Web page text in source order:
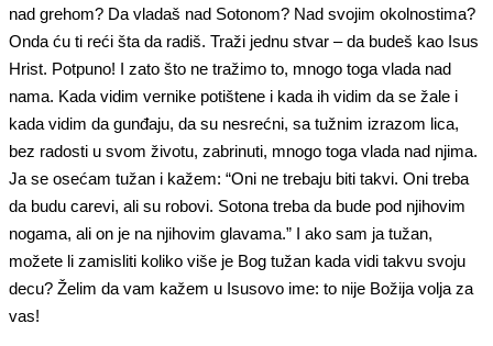
nad grehom? Da vladaš nad Sotonom? Nad svojim okolnostima?
Onda ću ti reći šta da radiš. Traži jednu stvar – da budeš kao Isus
Hrist. Potpuno! I zato što ne tražimo to, mnogo toga vlada nad
nama. Kada vidim vernike potištene i kada ih vidim da se žale i
kada vidim da gunđaju, da su nesrećni, sa tužnim izrazom lica,
bez radosti u svom životu, zabrinuti, mnogo toga vlada nad njima.
Ja se osećam tužan i kažem: “Oni ne trebaju biti takvi. Oni treba
da budu carevi, ali su robovi. Sotona treba da bude pod njihovim
nogama, ali on je na njihovim glavama.” I ako sam ja tužan,
možete li zamisliti koliko više je Bog tužan kada vidi takvu svoju
decu? Želim da vam kažem u Isusovo ime: to nije Božija volja za
vas!